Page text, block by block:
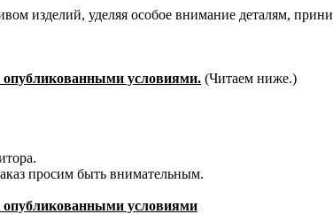
изделий, уделяя особое внимание деталям,
опубликованными условиями. (Читаем ниже.)
просим быть внимательным.
опубликованными условиями